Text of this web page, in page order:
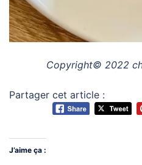
Copyright© 2022
Partager cet article :
J’aime ça :